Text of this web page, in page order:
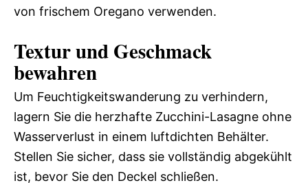
von frischem Oregano verwenden.
Textur und Geschmack
bewahren
Um Feuchtigkeitswanderung zu verhindern,
lagern Sie die herzhafte Zucchini-Lasagne ohne
Wasserverlust in einem luftdichten Behälter.
Stellen Sie sicher, dass sie vollständig abgekühlt
ist, bevor Sie den Deckel schließen.